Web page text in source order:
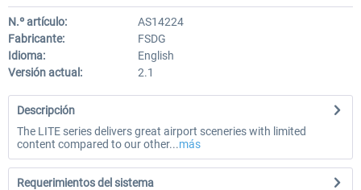
N.º artículo:
AS14224
Fabricante:
FSDG
Idioma:
English
Versión actual:
2.1
Descripción
The LITE series delivers great airport sceneries with limited
content compared to our other...más
Requerimientos del sistema